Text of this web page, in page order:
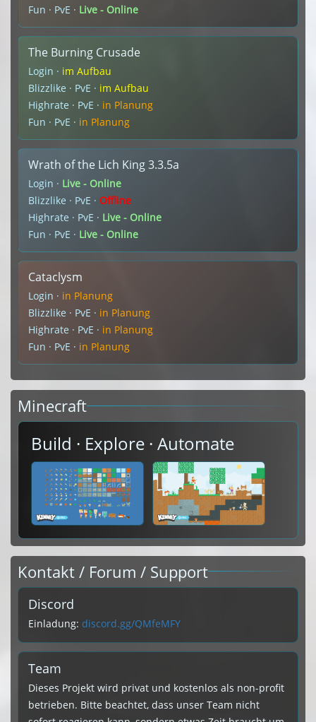
Fun · PvE · Live - Online
The Burning Crusade
Login · im Aufbau
Blizzlike · PvE · im Aufbau
Highrate · PvE · in Planung
Fun · PvE · in Planung
Wrath of the Lich King 3.3.5a
Login · Live - Online
Blizzlike · PvE · Offline
Highrate · PvE · Live - Online
Fun · PvE · Live - Online
Cataclysm
Login · in Planung
Blizzlike · PvE · in Planung
Highrate · PvE · in Planung
Fun · PvE · in Planung
Minecraft
Build · Explore · Automate
Kontakt / Forum / Support
Discord
Einladung: discord.gg/QMfeMFY
Team
Dieses Projekt wird privat und kostenlos als non-profit
betrieben. Bitte beachtet, dass unser Team nicht